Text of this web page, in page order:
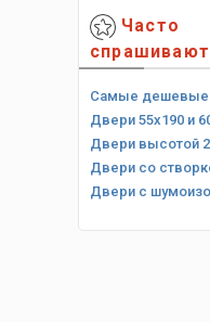
Часто
спрашивают
Самые дешевые
Двери 55х190 и
Двери высотой
Двери со
Двери с